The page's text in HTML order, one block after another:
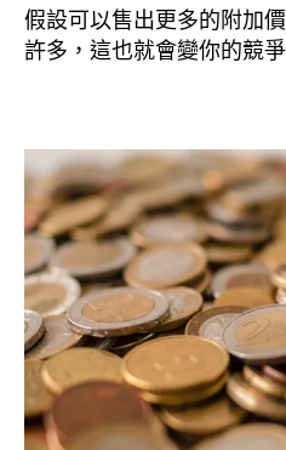
假設可以售出更多的附加
許多，這也就會變你的競爭